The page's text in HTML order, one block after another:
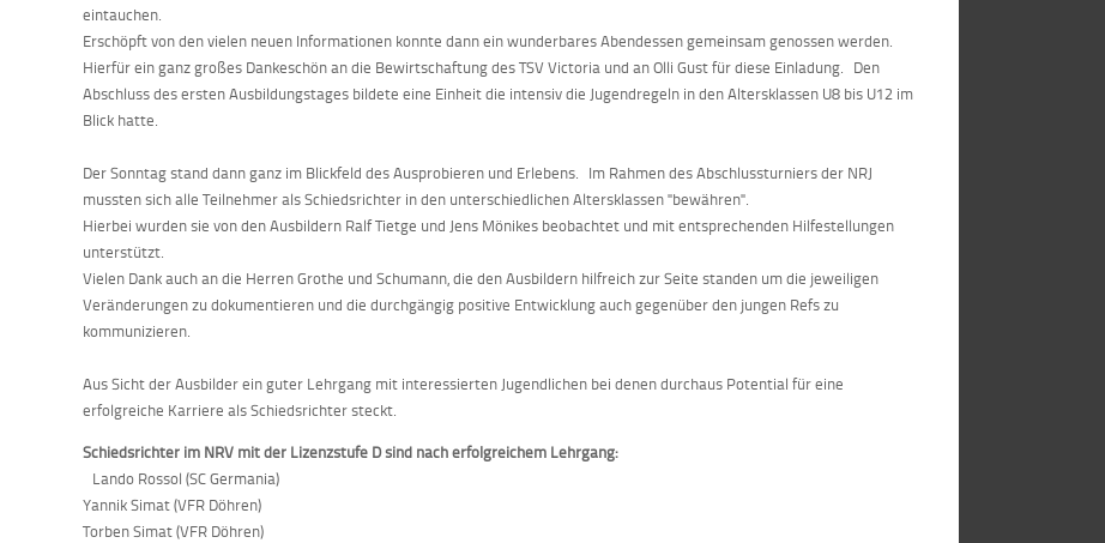
eintauchen.
Erschöpft von den vielen neuen Informationen konnte dann ein wunderbares Abendessen gemeinsam genossen werden.
Hierfür ein ganz großes Dankeschön an die Bewirtschaftung des TSV Victoria und an Olli Gust für diese Einladung. Den
Abschluss des ersten Ausbildungstages bildete eine Einheit die intensiv die Jugendregeln in den Altersklassen U8 bis U12 im
Blick hatte.
Der Sonntag stand dann ganz im Blickfeld des Ausprobieren und Erlebens. Im Rahmen des Abschlussturniers der NRJ
mussten sich alle Teilnehmer als Schiedsrichter in den unterschiedlichen Altersklassen "bewähren".
Hierbei wurden sie von den Ausbildern Ralf Tietge und Jens Mönikes beobachtet und mit entsprechenden Hilfestellungen
unterstützt.
Vielen Dank auch an die Herren Grothe und Schumann, die den Ausbildern hilfreich zur Seite standen um die jeweiligen
Veränderungen zu dokumentieren und die durchgängig positive Entwicklung auch gegenüber den jungen Refs zu
kommunizieren.
Aus Sicht der Ausbilder ein guter Lehrgang mit interessierten Jugendlichen bei denen durchaus Potential für eine
erfolgreiche Karriere als Schiedsrichter steckt.
Schiedsrichter im NRV mit der Lizenzstufe D sind nach erfolgreichem Lehrgang:
Lando Rossol (SC Germania)
Yannik Simat (VFR Döhren)
Torben Simat (VFR Döhren)